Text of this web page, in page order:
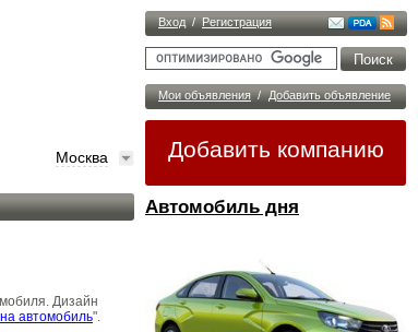
Вход / Регистрация
Мои объявления / Добавить объявление
Добавить компанию
Автомобиль дня
Москва
Дизайн
автомобиль".